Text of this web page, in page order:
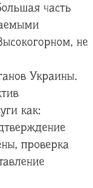
часть
не
Украины.
как:
проверка